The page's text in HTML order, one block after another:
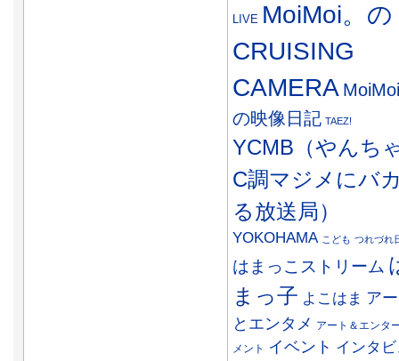
LIVE MoiMoi。の
CRUISING
CAMERA
の映像日記 TAEZ!
YCMB（やんち
C調マジメにバ
る放送局）
YOKOHAMA こども つれづれ
はまっこストリーム
まっ子 よこはま ア
とエンタメ アート＆エンタ
メント
イベント インタ